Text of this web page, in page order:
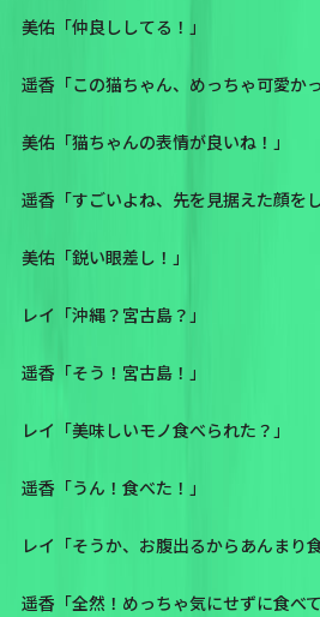
美佑「仲良ししてる！」
遥香「この猫ちゃん、めっちゃ可愛か
美佑「猫ちゃんの表情が良いね！」
遥香「すごいよね、先を見据えた顔を
美佑「鋭い眼差し！」
レイ「沖縄？宮古島？」
遥香「そう！宮古島！」
レイ「美味しいモノ食べられた？」
遥香「うん！食べた！」
レイ「そうか、お腹出るからあんまり
遥香「全然！めっちゃ気にせずに食べて